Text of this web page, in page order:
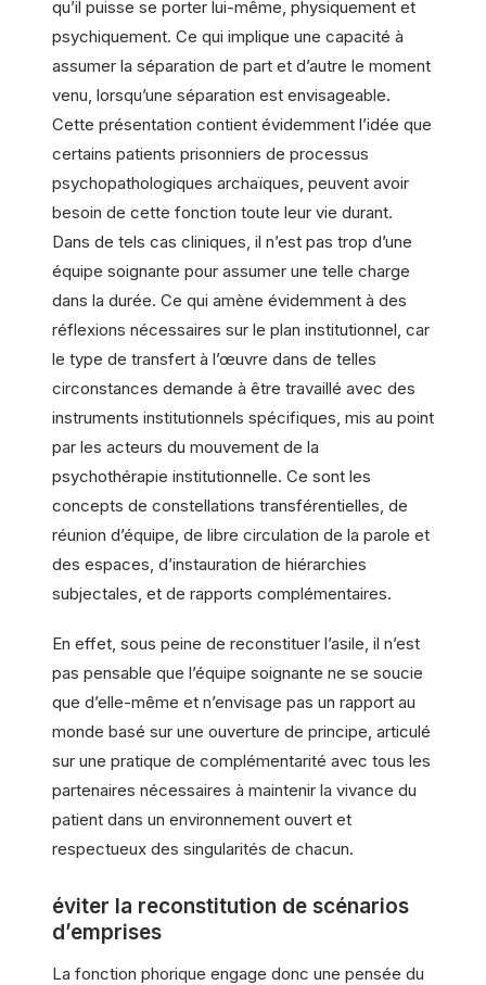
qu’il puisse se porter lui-même, physiquement et
psychiquement. Ce qui implique une capacité à
assumer la séparation de part et d’autre le moment
venu, lorsqu’une séparation est envisageable.
Cette présentation contient évidemment l’idée que
certains patients prisonniers de processus
psychopathologiques archaïques, peuvent avoir
besoin de cette fonction toute leur vie durant.
Dans de tels cas cliniques, il n’est pas trop d’une
équipe soignante pour assumer une telle charge
dans la durée. Ce qui amène évidemment à des
réflexions nécessaires sur le plan institutionnel, car
le type de transfert à l’œuvre dans de telles
circonstances demande à être travaillé avec des
instruments institutionnels spécifiques, mis au point
par les acteurs du mouvement de la
psychothérapie institutionnelle. Ce sont les
concepts de constellations transférentielles, de
réunion d’équipe, de libre circulation de la parole et
des espaces, d’instauration de hiérarchies
subjectales, et de rapports complémentaires.
En effet, sous peine de reconstituer l’asile, il n’est
pas pensable que l’équipe soignante ne se soucie
que d’elle-même et n’envisage pas un rapport au
monde basé sur une ouverture de principe, articulé
sur une pratique de complémentarité avec tous les
partenaires nécessaires à maintenir la vivance du
patient dans un environnement ouvert et
respectueux des singularités de chacun.
éviter la reconstitution de scénarios
d’emprises
La fonction phorique engage donc une pensée du